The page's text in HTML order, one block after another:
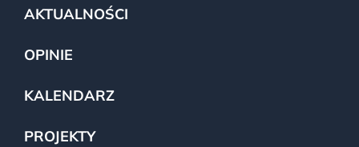
AKTUALNOŚCI
OPINIE
KALENDARZ
PROJEKTY